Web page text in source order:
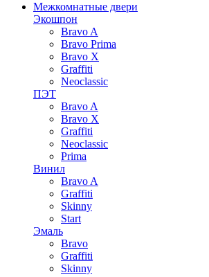
Межкомнатные двери
Экошпон
Bravo A
Bravo Prima
Bravo X
Graffiti
Neoclassic
ПЭТ
Bravo A
Bravo X
Graffiti
Neoclassic
Prima
Винил
Bravo A
Graffiti
Skinny
Start
Эмаль
Bravo
Graffiti
Skinny